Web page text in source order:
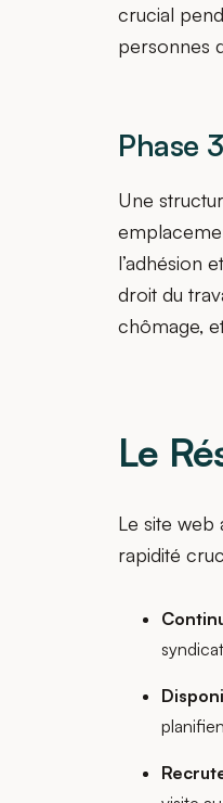
crucial
personnes
Phase
Une
l’adhésion
droit du
chômage,
Le
Le site web
rapidité